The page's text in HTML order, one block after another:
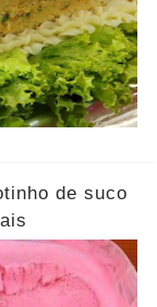
de suco